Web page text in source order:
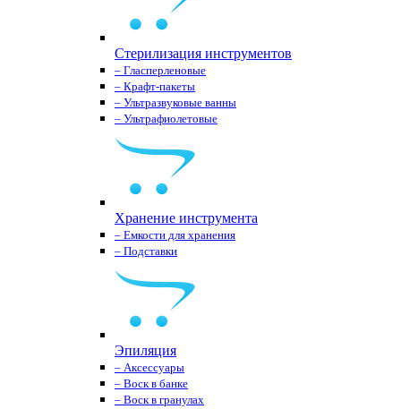
Стерилизация инструментов
– Гласперленовые
– Крафт-пакеты
– Ультразвуковые ванны
– Ультрафиолетовые
Хранение инструмента
– Емкости для хранения
– Подставки
Эпиляция
– Аксессуары
– Воск в банке
– Воск в гранулах